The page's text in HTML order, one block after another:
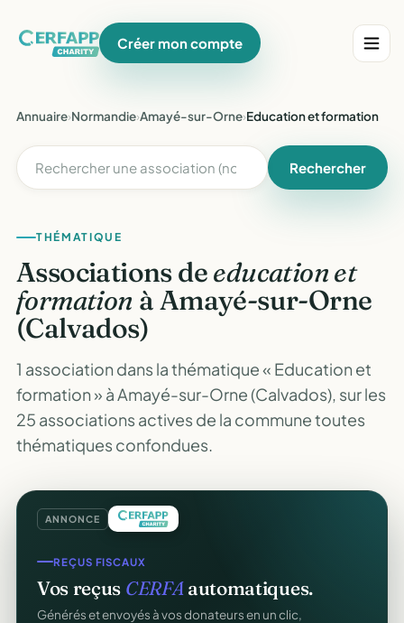
Créer mon compte
Annuaire›Normandie›Amayé-sur-Orne›Education et formation
Rechercher
THÉMATIQUE
Associations deeducation et
formation à Amayé-sur-Orne
(Calvados)
1 association dans la thématique « Education et
formation » à Amayé-sur-Orne (Calvados), sur les
25 associations actives de la commune toutes
thématiques confondues.
ANNONCE
REÇUS FISCAUX
Vos reçus CERFAautomatiques.
Générés et envoyés à vos donateurs en un clic,